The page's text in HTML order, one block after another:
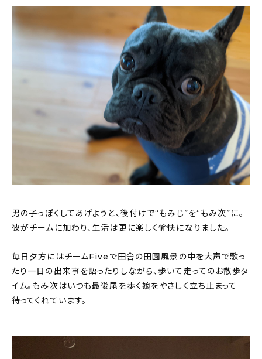
男の子っぽくしてあげようと、後付けで“もみじ”を“もみ次”に。
彼がチームに加わり、生活は更に楽しく愉快になりました。
毎日夕方にはチームFiveで田舎の田園風景の中を大声で歌っ
たり一日の出来事を語ったりしながら、歩いて走ってのお散歩タ
イム。もみ次はいつも最後尾を歩く娘をやさしく立ち止まって
待ってくれています。